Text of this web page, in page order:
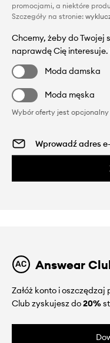
promocjami, a niektóre
Szczegóły na stronie:
Chcemy, żeby do Twojej
naprawdę Cię
Moda damska
Moda męska
Wybór oferty jest opcjonalny
Answear
Załóż konto i
Club zyskujesz do20%